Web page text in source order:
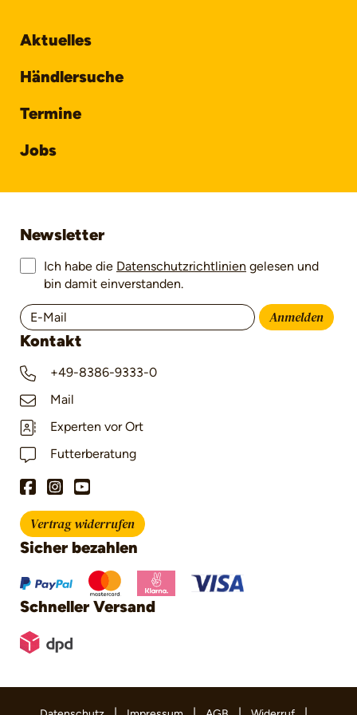
Aktuelles
Händlersuche
Termine
Jobs
Newsletter
Ich habe die Datenschutzrichtlinien gelesen und
bin damit einverstanden.
Anmelden
Kontakt
+49-8386-9333-0
Mail
Experten vor Ort
Futterberatung
Vertrag widerrufen
Sicher bezahlen
Schneller Versand